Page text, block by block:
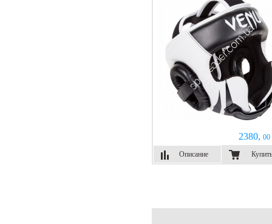
2380, 00
Описание
Купить